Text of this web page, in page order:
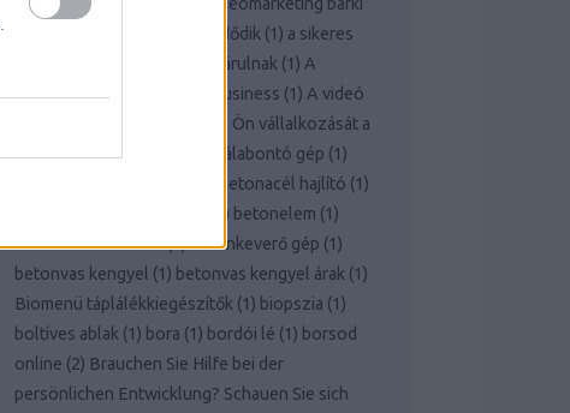
és mindenki számára itt kezdődik (1) a sikeres
önfejlesztés titkai most feltárulnak (1) A
videomarketing nagyon jó business (1) A videó
marketing ereje vezetheti az Ön vállalkozását a
sikerhez!(1)bálabontó bálabontó gép (1)
betonacél hajlító (1)
) betonelem (1)
betonkeverő bérlés(1)betonkeverő gép (1)
betonvas kengyel (1) betonvas kengyel árak (1)
Biomenü táplálékkiegészítők (1) biopszia (1)
boltíves ablak (1) bora (1) bordói lé (1) borsod
online (2) Brauchen Sie Hilfe bei der
persönlichen Entwicklung? Schauen Sie sich